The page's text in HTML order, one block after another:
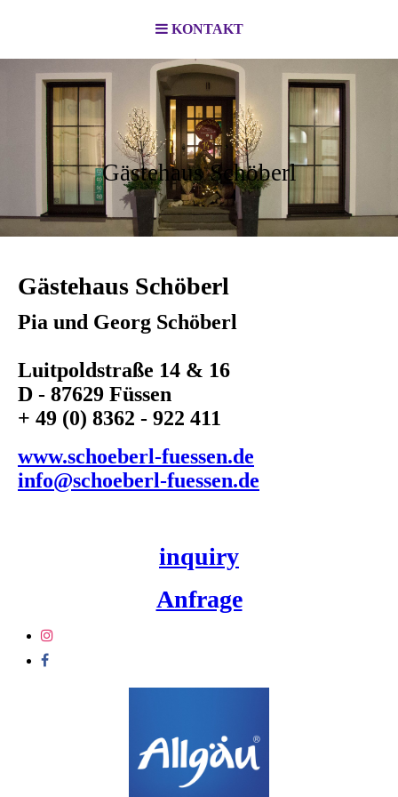
KONTAKT
Gästehaus Schöberl
Gästehaus Schöberl
Pia und Georg Schöberl
Luitpoldstraße 14 & 16
D - 87629 Füssen
+ 49 (0) 8362 - 922 411
www.schoeberl-fuessen.de
info@schoeberl-fuessen.de
inquiry
Anfrage